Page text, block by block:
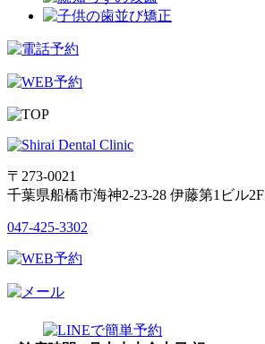
〒273-0021
千葉県船橋市海神2-23-28 伊藤第1ビル2F
047-425-3302